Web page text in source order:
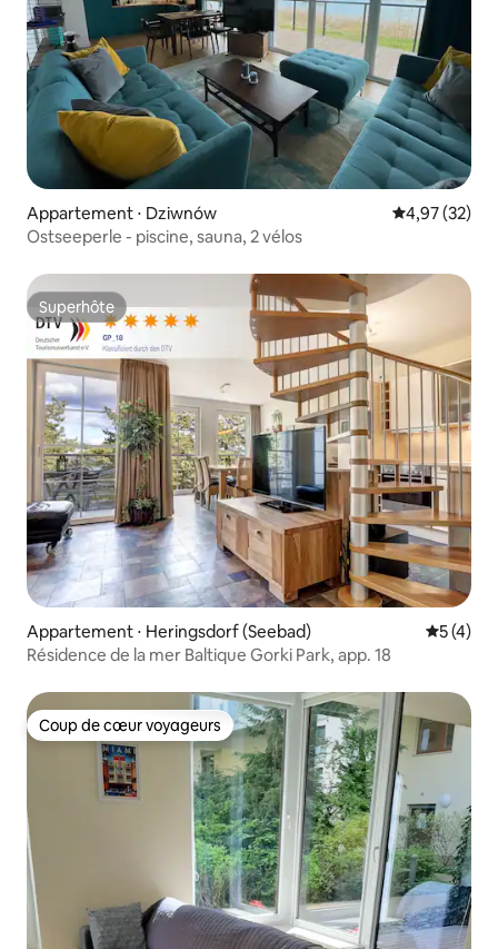
Appartement ⋅ Dziwnów Évaluation
4,97 (32)
Ostseeperle - piscine, sauna, 2 vélos
Superhôte
Superhôte
Appartement ⋅ Heringsdorf (Seebad)
5 (4)
Résidence de la mer Baltique Gorki Park, app. 18
Coup de cœur voyageurs
Coup de cœur voyageurs